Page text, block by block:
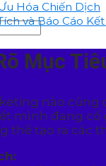
Hóa Chiến Dịch
và Báo Cáo
Mục
nào cũng
mình đang
thể tạo ra các